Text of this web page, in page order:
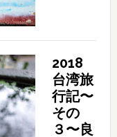
2018
台湾旅
行記〜
その
３〜良